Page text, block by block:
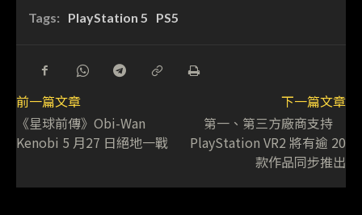
Tags: PlayStation 5 PS5
前一篇文章
《星球前傳》Obi-Wan
Kenobi 5 月27 日絕地一戰
下一篇文章
第一、第三方廠商支持
PlayStation VR2 將有逾 20
款作品同步推出